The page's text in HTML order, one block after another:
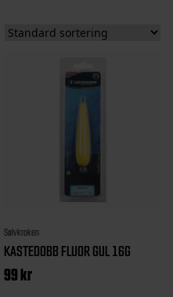
Sølvkroken
KASTEDOBB FLUOR GUL 16G
99kr